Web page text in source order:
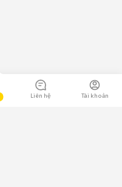
Liên hệ Tài khoản